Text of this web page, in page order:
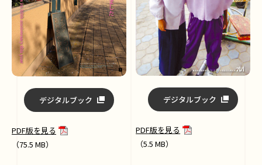
デジタルブック
PDF版を見る
（75.5 MB）
デジタルブック
PDF版を見る
（5.5 MB）